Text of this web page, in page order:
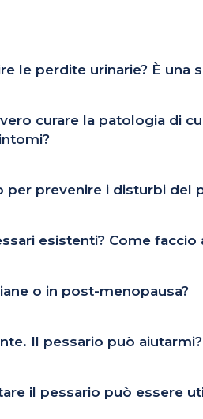
le perdite urinarie? È
curare la patologia di
per prevenire i disturbi del
esistenti? Come
o in post-menopausa?
Il pessario può aiutarmi?
il pessario può essere